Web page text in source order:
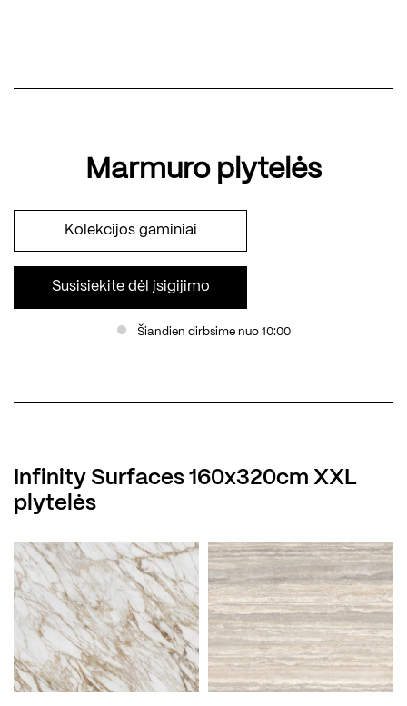
Marmuro plytelės
Kolekcijos gaminiai
Susisiekite dėl įsigijimo
Šiandien dirbsime nuo 10:00
Infinity Surfaces 160x320cm XXL
plytelės